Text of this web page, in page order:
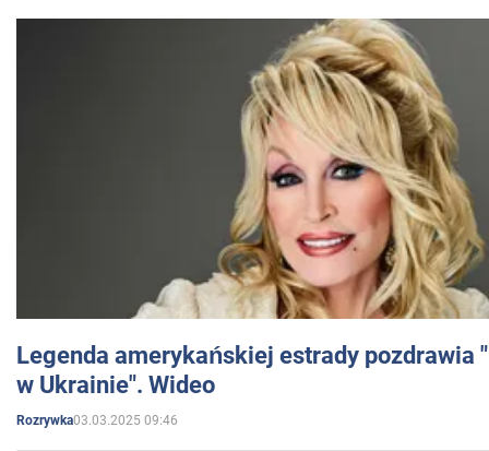
Legenda amerykańskiej estrady pozdrawia
w Ukrainie". Wideo
Rozrywka03.03.2025 09:46